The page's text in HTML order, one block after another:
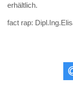
erhältlich.
fact rap: